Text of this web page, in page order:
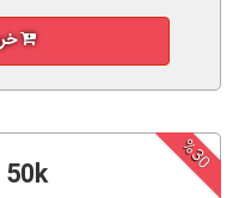
%30
50k فالوور ارزان